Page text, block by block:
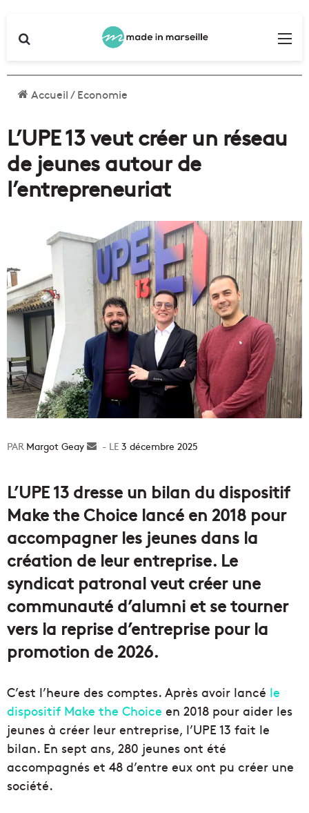
Accueil/Economie
L’UPE 13 veut créer un réseau
de jeunes autour de
l’entrepreneuriat
Margot Geay
Envoyer3 décembre 2025
L’UPE 13 dresse un bilan du dispositif
Make the Choice lancé en 2018 pour
accompagner les jeunes dans la
création de leur entreprise. Le
syndicat patronal veut créer une
communauté d’alumni et se tourner
vers la reprise d’entreprise pour la
promotion de 2026.
C’est l’heure des comptes. Après avoir lancé le
dispositif Make the Choice en 2018 pour aider les
jeunes à créer leur entreprise, l’UPE 13 fait le
bilan. En sept ans, 280 jeunes ont été
accompagnés et 48 d’entre eux ont pu créer une
société.